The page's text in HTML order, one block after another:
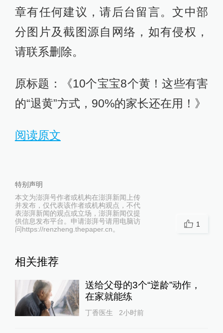
章有任何建议，请后台留言。文中部
分图片及截图源自网络，如有侵权，
请联系删除。
原标题：《10个宝宝8个黄！这些有害
的“退黄”方式，90%的家长还在用！》
阅读原文
特别声明
本文为澎湃号作者或机构在澎湃新闻上传
并发布，仅代表该作者或机构观点，不代
表澎湃新闻的观点或立场，澎湃新闻仅提
供信息发布平台。申请澎湃号请用电脑访
问https://renzheng.thepaper.cn。
1
相关推荐
送给父母的3个“逆龄”动作，
在家就能练
丁香医生 2小时前